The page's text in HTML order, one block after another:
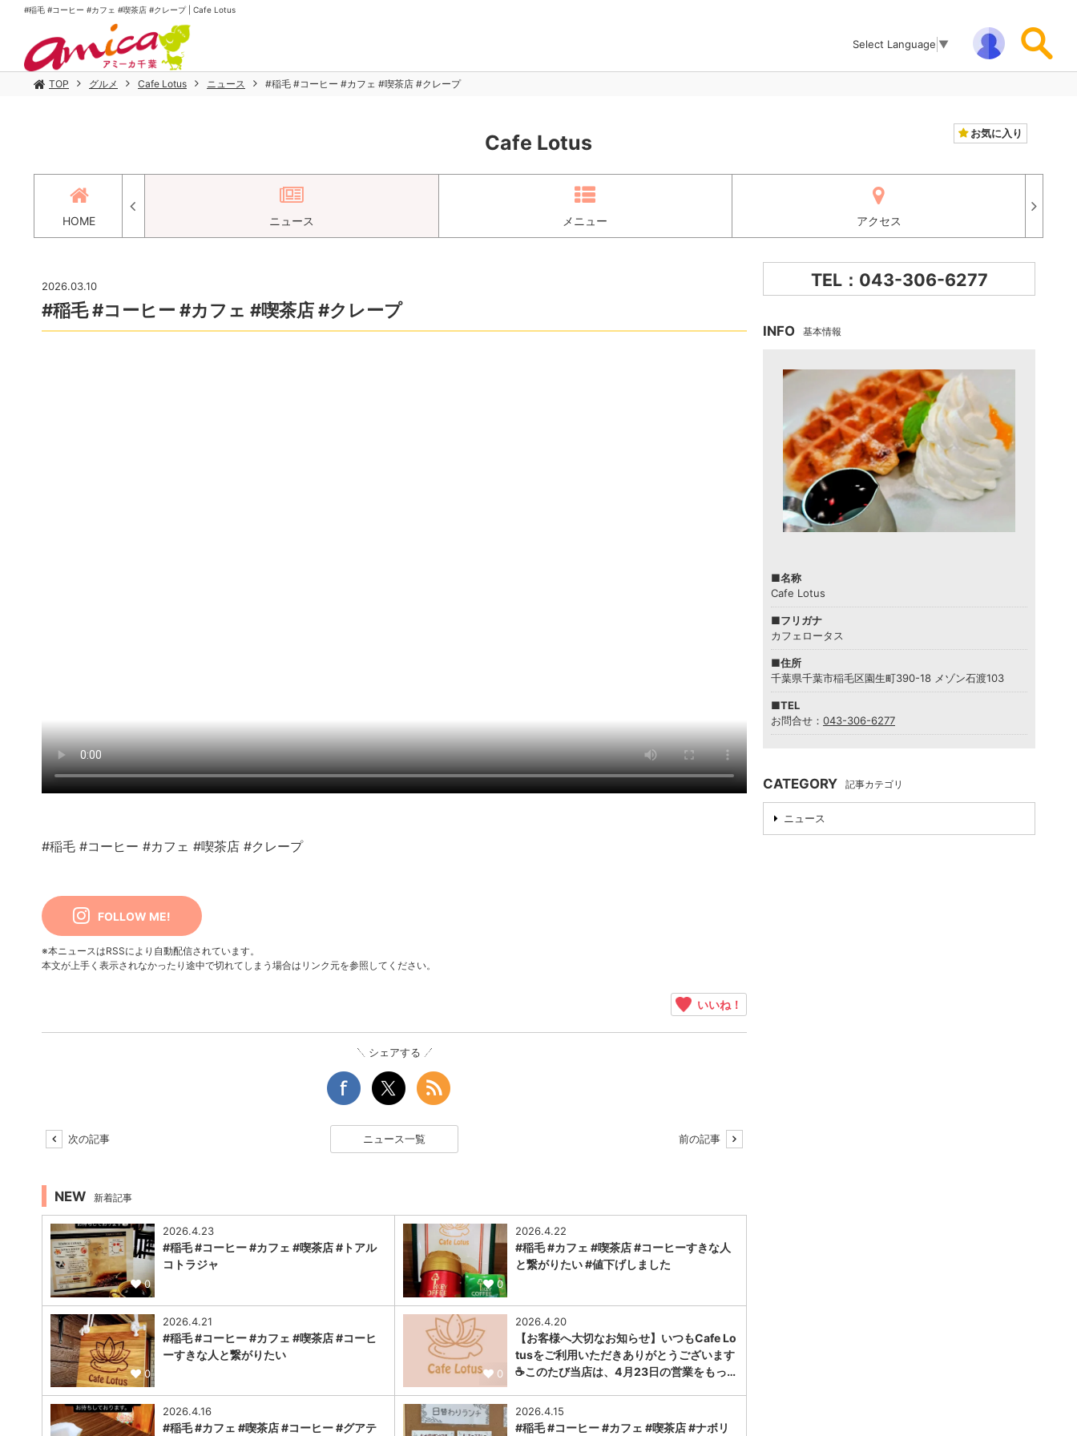
#稲毛 #コーヒー #カフェ #喫茶店 #クレープ | Cafe Lotus
Select Language ▼
TOP グルメ Cafe Lotus ニュース #稲毛 #コーヒー #カフェ #喫茶店 #クレープ
Cafe Lotus お気に入り
HOME ニュース メニュー アクセス
2026.03.10
#稲毛 #コーヒー #カフェ #喫茶店 #クレープ
#稲毛 #コーヒー #カフェ #喫茶店 #クレープ
FOLLOW ME!
※本ニュースはRSSにより自動配信されています。
本文が上手く表示されなかったり途中で切れてしまう場合はリンク元を参照してください。
いいね！
シェアする
次の記事 ニュース一覧 前の記事
NEW 新着記事
0
2026.4.23
#稲毛 #コーヒー #カフェ #喫茶店 #トアル
コトラジャ
0
2026.4.22
#稲毛 #カフェ #喫茶店 #コーヒーすきな人
と繋がりたい #値下げしました
0
2026.4.21
#稲毛 #コーヒー #カフェ #喫茶店 #コーヒ
ーすきな人と繋がりたい
0
2026.4.20
【お客様へ大切なお知らせ】いつもCafe Lo
tusをご利用いただきありがとうございます
☕このたび当店は、4月23日の営業をもっ…
2026.4.16
#稲毛 #カフェ #喫茶店 #コーヒー #グアテ
2026.4.15
#稲毛 #コーヒー #カフェ #喫茶店 #ナボリ
TEL：043-306-6277
INFO 基本情報
■名称
Cafe Lotus
■フリガナ
カフェロータス
■住所
千葉県千葉市稲毛区園生町390-18 メゾン石渡103
■TEL
お問合せ： 043-306-6277
CATEGORY 記事カテゴリ
ニュース